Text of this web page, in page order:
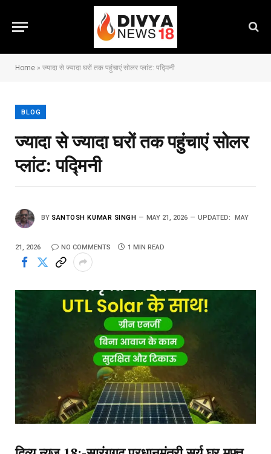
Home » ज्यादा से ज्यादा घरों तक पहुंचाएं सोलर प्लांट: पद्मिनी
BLOG
ज्यादा से ज्यादा घरों तक पहुंचाएं सोलर
प्लांट: पद्मिनी
BY SANTOSH KUMAR SINGH MAY 21, 2026 UPDATED: MAY
21, 2026 NO COMMENTS 1 MIN READ